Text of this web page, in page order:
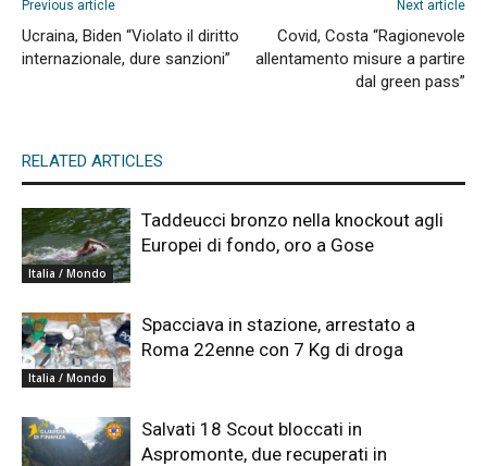
Previous article
Ucraina, Biden “Violato il diritto
internazionale, dure sanzioni”
Next article
Covid, Costa “Ragionevole
allentamento misure a partire
dal green pass”
RELATED ARTICLES
Italia / Mondo
Taddeucci bronzo nella knockout agli
Europei di fondo, oro a Gose
Italia / Mondo
Spacciava in stazione, arrestato a
Roma 22enne con 7 Kg di droga
Salvati 18 Scout bloccati in
Aspromonte, due recuperati in